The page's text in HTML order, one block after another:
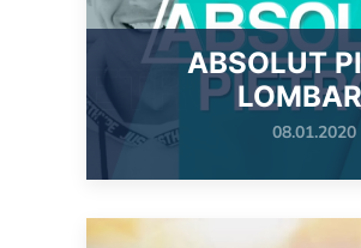
ABSOLUT
08.01.2020